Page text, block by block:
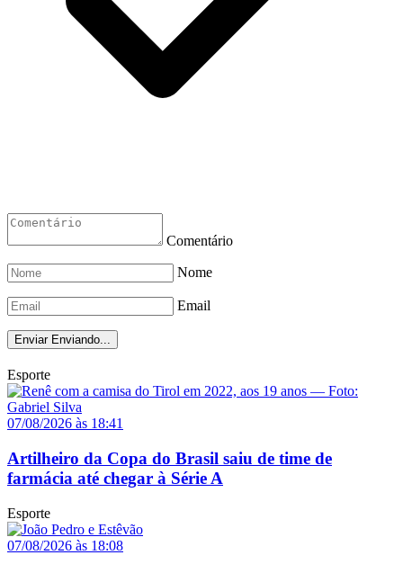
Comentário
Nome
Email
Enviar Enviando...
Esporte
07/08/2026 às 18:41
Artilheiro da Copa do Brasil saiu de time de
farmácia até chegar à Série A
Esporte
07/08/2026 às 18:08